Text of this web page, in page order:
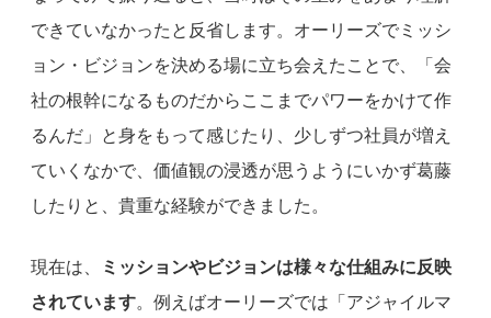
できていなかったと反省します。オーリーズでミッシ
ョン・ビジョンを決める場に立ち会えたことで、「会
社の根幹になるものだからここまでパワーをかけて作
るんだ」と身をもって感じたり、少しずつ社員が増え
ていくなかで、価値観の浸透が思うようにいかず葛藤
したりと、貴重な経験ができました。
現在は、
ミッションやビジョンは様々な仕組みに反映
されています。例えばオーリーズでは「アジャイルマ